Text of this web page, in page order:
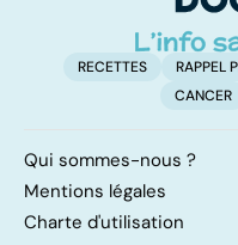
RECETTES RAPPEL
CANCER
Qui sommes-nous ?
Mentions légales
Charte d'utilisation